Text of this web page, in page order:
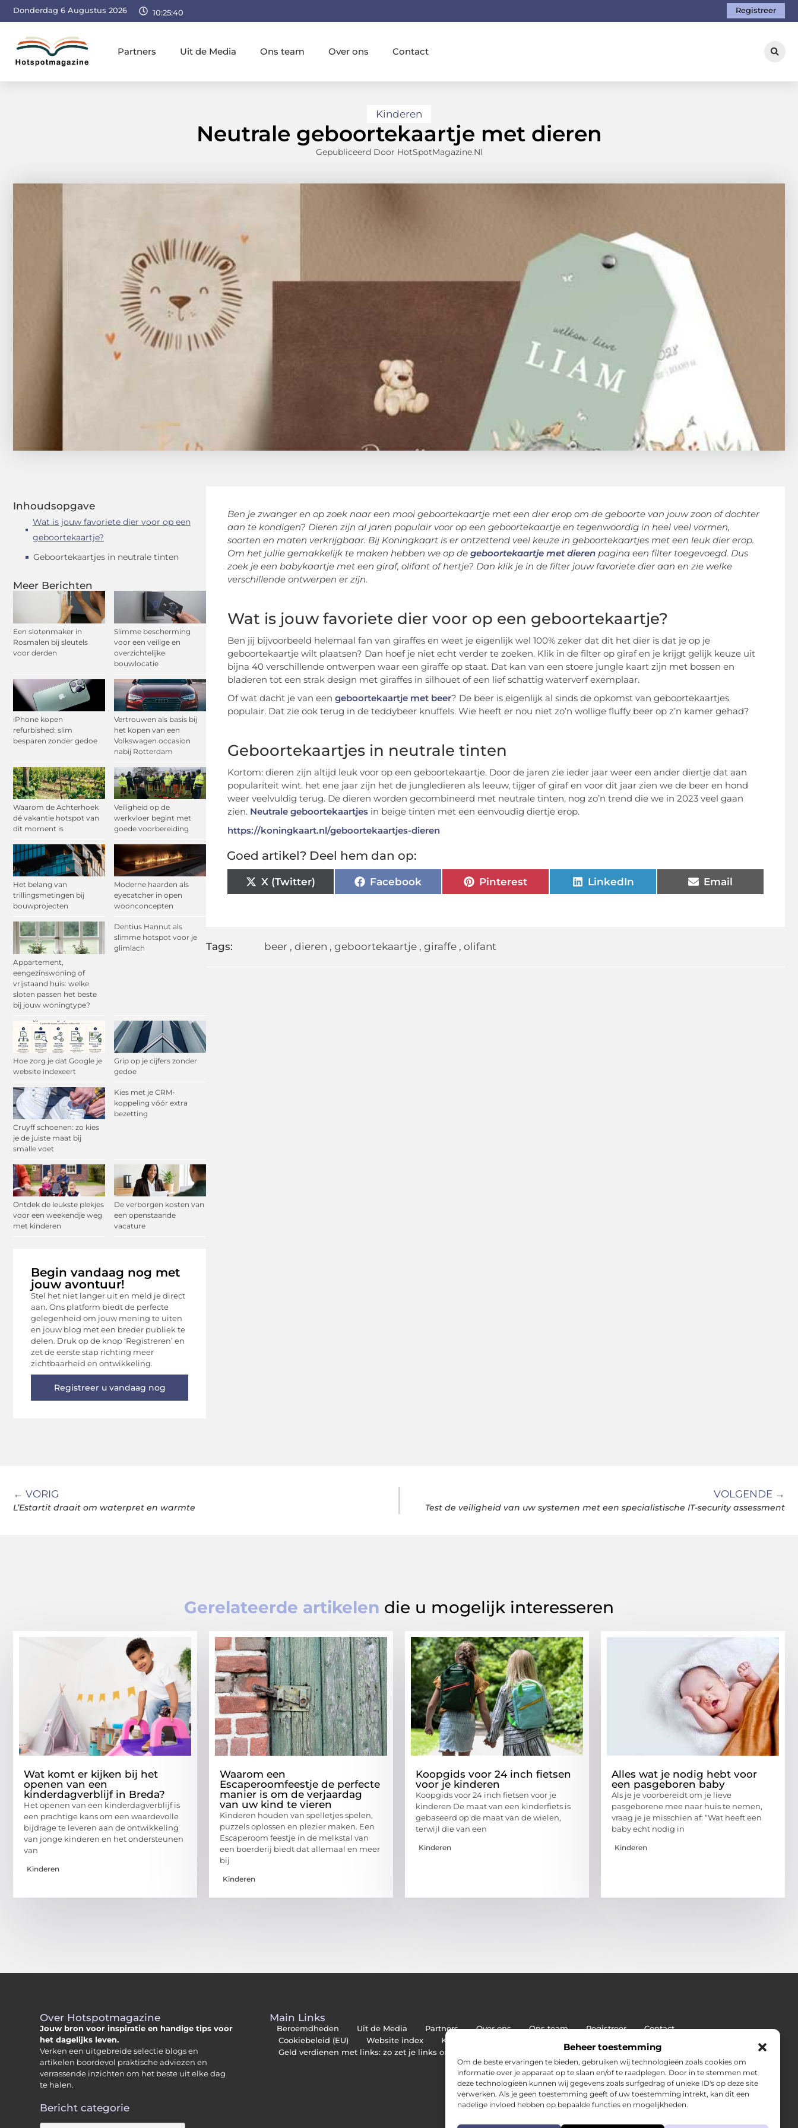
Beheer toestemming
Om de beste ervaringen te bieden, gebruiken wij technologieën zoals cookies om
informatie over je apparaat op te slaan en/of te raadplegen. Door in te stemmen met
deze technologieën kunnen wij gegevens zoals surfgedrag of unieke ID's op deze site
verwerken. Als je geen toestemming geeft of uw toestemming intrekt, kan dit een
nadelige invloed hebben op bepaalde functies en mogelijkheden.
Donderdag 6 Augustus 2026 10:25:41 Registreer
Partners Uit de Media Ons team Over ons Contact
Kinderen
Neutrale geboortekaartje met dieren
Gepubliceerd Door HotSpotMagazine.nl
Inhoudsopgave
Wat is jouw favoriete dier voor op een
geboortekaartje?
Geboortekaartjes in neutrale tinten
Meer Berichten
Een slotenmaker in
Rosmalen bij sleutels
voor derden
Slimme bescherming
voor een veilige en
overzichtelijke
bouwlocatie
iPhone kopen
refurbished: slim
besparen zonder gedoe
Vertrouwen als basis bij
het kopen van een
Volkswagen occasion
nabij Rotterdam
Waarom de Achterhoek
dé vakantie hotspot van
dit moment is
Veiligheid op de
werkvloer begint met
goede voorbereiding
Het belang van
trillingsmetingen bij
bouwprojecten
Moderne haarden als
eyecatcher in open
woonconcepten
Appartement,
eengezinswoning of
vrijstaand huis: welke
sloten passen het beste
bij jouw woningtype?
Dentius Hannut als
slimme hotspot voor je
glimlach
Hoe zorg je dat Google je
website indexeert
Grip op je cijfers zonder
gedoe
Cruyff schoenen: zo kies
je de juiste maat bij
smalle voet
Kies met je CRM-
koppeling vóór extra
bezetting
Ontdek de leukste plekjes
voor een weekendje weg
met kinderen
De verborgen kosten van
een openstaande
vacature
Begin vandaag nog met
jouw avontuur!
Stel het niet langer uit en meld je direct
aan. Ons platform biedt de perfecte
gelegenheid om jouw mening te uiten
en jouw blog met een breder publiek te
delen. Druk op de knop ‘Registreren’ en
zet de eerste stap richting meer
zichtbaarheid en ontwikkeling.
Registreer u vandaag nog
Ben je zwanger en op zoek naar een mooi geboortekaartje met een dier erop om de geboorte van jouw zoon of dochter
aan te kondigen? Dieren zijn al jaren populair voor op een geboortekaartje en tegenwoordig in heel veel vormen,
soorten en maten verkrijgbaar. Bij Koningkaart is er ontzettend veel keuze in geboortekaartjes met een leuk dier erop.
Om het jullie gemakkelijk te maken hebben we op de geboortekaartje met dieren pagina een filter toegevoegd. Dus
zoek je een babykaartje met een giraf, olifant of hertje? Dan klik je in de filter jouw favoriete dier aan en zie welke
verschillende ontwerpen er zijn.
Wat is jouw favoriete dier voor op een geboortekaartje?
Ben jij bijvoorbeeld helemaal fan van giraffes en weet je eigenlijk wel 100% zeker dat dit het dier is dat je op je
geboortekaartje wilt plaatsen? Dan hoef je niet echt verder te zoeken. Klik in de filter op giraf en je krijgt gelijk keuze uit
bijna 40 verschillende ontwerpen waar een giraffe op staat. Dat kan van een stoere jungle kaart zijn met bossen en
bladeren tot een strak design met giraffes in silhouet of een lief schattig waterverf exemplaar.
Of wat dacht je van een geboortekaartje met beer? De beer is eigenlijk al sinds de opkomst van geboortekaartjes
populair. Dat zie ook terug in de teddybeer knuffels. Wie heeft er nou niet zo’n wollige fluffy beer op z’n kamer gehad?
Geboortekaartjes in neutrale tinten
Kortom: dieren zijn altijd leuk voor op een geboortekaartje. Door de jaren zie ieder jaar weer een ander diertje dat aan
populariteit wint. het ene jaar zijn het de jungledieren als leeuw, tijger of giraf en voor dit jaar zien we de beer en hond
weer veelvuldig terug. De dieren worden gecombineerd met neutrale tinten, nog zo’n trend die we in 2023 veel gaan
zien. Neutrale geboortekaartjes in beige tinten met een eenvoudig diertje erop.
https://koningkaart.nl/geboortekaartjes-dieren
Goed artikel? Deel hem dan op:
X (Twitter) Facebook Pinterest LinkedIn Email
Tags: beer, dieren , geboortekaartje, giraffe, olifant
← VORIG
L’Estartit draait om waterpret en warmte
VOLGENDE →
Test de veiligheid van uw systemen met een specialistische IT-security assessment
Gerelateerde artikelen die u mogelijk interesseren
Wat komt er kijken bij het
openen van een
kinderdagverblijf in Breda?
Het openen van een kinderdagverblijf is
een prachtige kans om een waardevolle
bijdrage te leveren aan de ontwikkeling
van jonge kinderen en het ondersteunen
van
Kinderen
Waarom een
Escaperoomfeestje de perfecte
manier is om de verjaardag
van uw kind te vieren
Kinderen houden van spelletjes spelen,
puzzels oplossen en plezier maken. Een
Escaperoom feestje in de melkstal van
een boerderij biedt dat allemaal en meer
bij
Kinderen
Koopgids voor 24 inch fietsen
voor je kinderen
Koopgids voor 24 inch fietsen voor je
kinderen De maat van een kinderfiets is
gebaseerd op de maat van de wielen,
terwijl die van een
Kinderen
Alles wat je nodig hebt voor
een pasgeboren baby
Als je je voorbereidt om je lieve
pasgeborene mee naar huis te nemen,
vraag je je misschien af: “Wat heeft een
baby echt nodig in
Kinderen
Over Hotspotmagazine
Jouw bron voor inspiratie en handige tips voor
het dagelijks leven.
Verken een uitgebreide selectie blogs en
artikelen boordevol praktische adviezen en
verrassende inzichten om het beste uit elke dag
te halen.
Bericht categorie
Main Links
Beroemdheden Uit de Media Partners Over ons Ons team Registreer
Contact
Cookiebeleid (EU)
Website index
Kwalitatieve backlinks: de sleutel tot duurzame SEO-succes
Geld verdienen met links: zo zet je links om in inkomsten